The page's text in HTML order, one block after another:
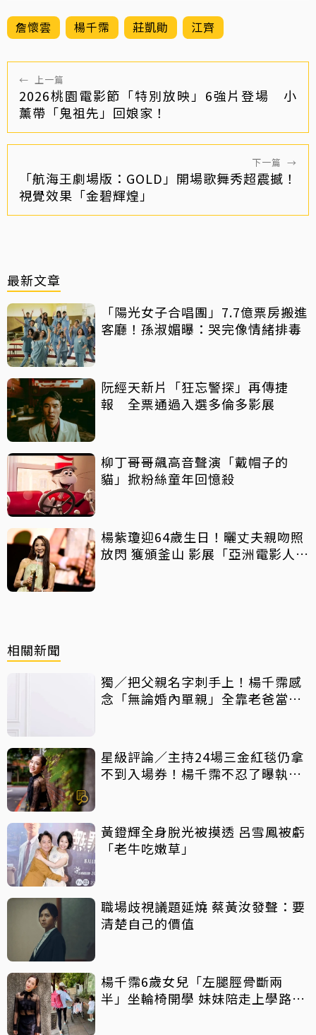
詹懷雲 楊千霈 莊凱勛 江齊
← 上一篇
2026桃園電影節「特別放映」6強片登場 小
薰帶「鬼祖先」回娘家！
下一篇 →
「航海王劇場版：GOLD」開場歌舞秀超震撼！
視覺效果「金碧輝煌」
最新文章
「陽光女子合唱團」7.7億票房搬進
客廳！孫淑媚曝：哭完像情緒排毒
阮經天新片「狂忘警探」再傳捷
報 全票通過入選多倫多影展
柳丁哥哥飆高音聲演「戴帽子的
貓」掀粉絲童年回憶殺
楊紫瓊迎64歲生日！曬丈夫親吻照
放閃 獲頒釜山 影展「亞洲電影人
相關新聞
獨／把父親名字刺手上！楊千霈感
念「無論婚內單親」全靠老爸當後
星級評論／主持24場三金紅毯仍拿
不到入場券！楊千霈不忍了曝執委
黃鐙輝全身脫光被摸透 呂雪鳳被虧
「老牛吃嫩草」
職場歧視議題延燒 蔡黃汝發聲：要
清楚自己的價值
楊千霈6歲女兒「左腿脛骨斷兩
半」坐輪椅開學 妹妹陪走上學路她